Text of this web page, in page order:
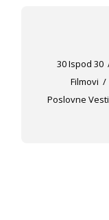
30 Ispod 30
Filmovi
Poslovne Vesti